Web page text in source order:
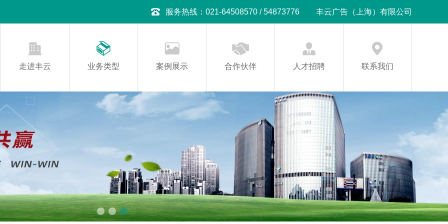
服务热线：021-64508570 / 54873776 丰云广告（上海）有限公司
走进丰云 业务类型 案例展示 合作伙伴 人才招聘 联系我们